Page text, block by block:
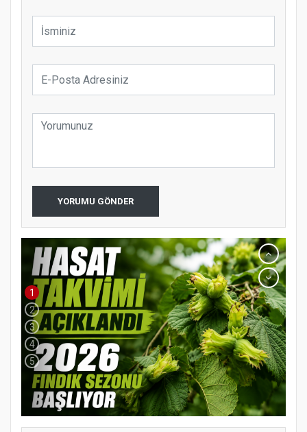
YORUMU GÖNDER
YENİ PARTİ TERME İLÇE BAŞKANLIĞINDA
ÜYE KATILIM PROGRAMI
1
2
3
4
5